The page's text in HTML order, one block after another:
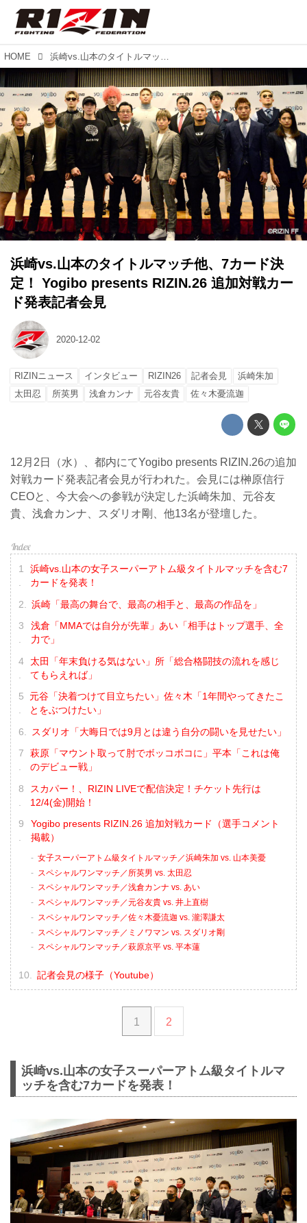
HOME 浜崎vs.山本のタイトルマッチ他、7カード決定！ Yogibo presents RIZIN.26 追加対戦カード発表記者会見
浜崎vs.山本のタイトルマッチ他、7カード決
定！ Yogibo presents RIZIN.26 追加対戦カー
ド発表記者会見
2020-12-02
RIZINニュース インタビュー RIZIN26 記者会見
浜崎朱加
太田忍
所英男 浅倉カンナ 元谷友貴 佐々木憂流迦
12月2日（水）、都内にてYogibo presents RIZIN.26の追加
対戦カード発表記者会見が行われた。会見には榊原信行
CEOと、今大会への参戦が決定した浜崎朱加、元谷友
貴、浅倉カンナ、スダリオ剛、他13名が登壇した。
浜崎vs.山本の女子スーパーアトム級タイトルマッチを含む7
カードを発表！
浜崎「最高の舞台で、最高の相手と、最高の作品を」
浅倉「MMAでは自分が先輩」あい「相手はトップ選手、全
力で」
太田「年末負ける気はない」所「総合格闘技の流れを感じ
てもらえれば」
元谷「決着つけて目立ちたい」佐々木「1年間やってきたこ
とをぶつけたい」
スダリオ「大晦日では9月とは違う自分の闘いを見せたい」
萩原「マウント取って肘でボッコボコに」平本「これは俺
のデビュー戦」
スカパー！、RIZIN LIVEで配信決定！チケット先行は
12/4(金)開始！
Yogibo presents RIZIN.26 追加対戦カード（選手コメント
掲載）
女子スーパーアトム級タイトルマッチ／浜崎朱加 vs. 山本美憂
スペシャルワンマッチ／所英男 vs. 太田忍
スペシャルワンマッチ／浅倉カンナ vs. あい
スペシャルワンマッチ／元谷友貴 vs. 井上直樹
スペシャルワンマッチ／佐々木憂流迦 vs. 瀧澤謙太
スペシャルワンマッチ／ミノワマン vs. スダリオ剛
スペシャルワンマッチ／萩原京平 vs. 平本蓮
記者会見の様子（Youtube）
1 2
浜崎vs.山本の女子スーパーアトム級タイトルマ
ッチを含む7カードを発表！